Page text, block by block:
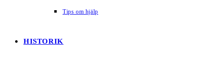
Tips om hjälp
HISTORIK